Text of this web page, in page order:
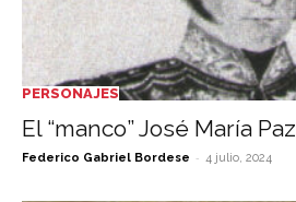
PERSONAJES
El “manco” José María Paz
Federico Gabriel Bordese - 4 julio, 2024